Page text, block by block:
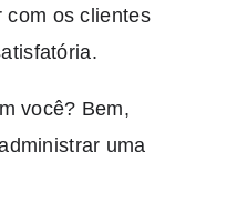
com os clientes
você? Bem,
uma